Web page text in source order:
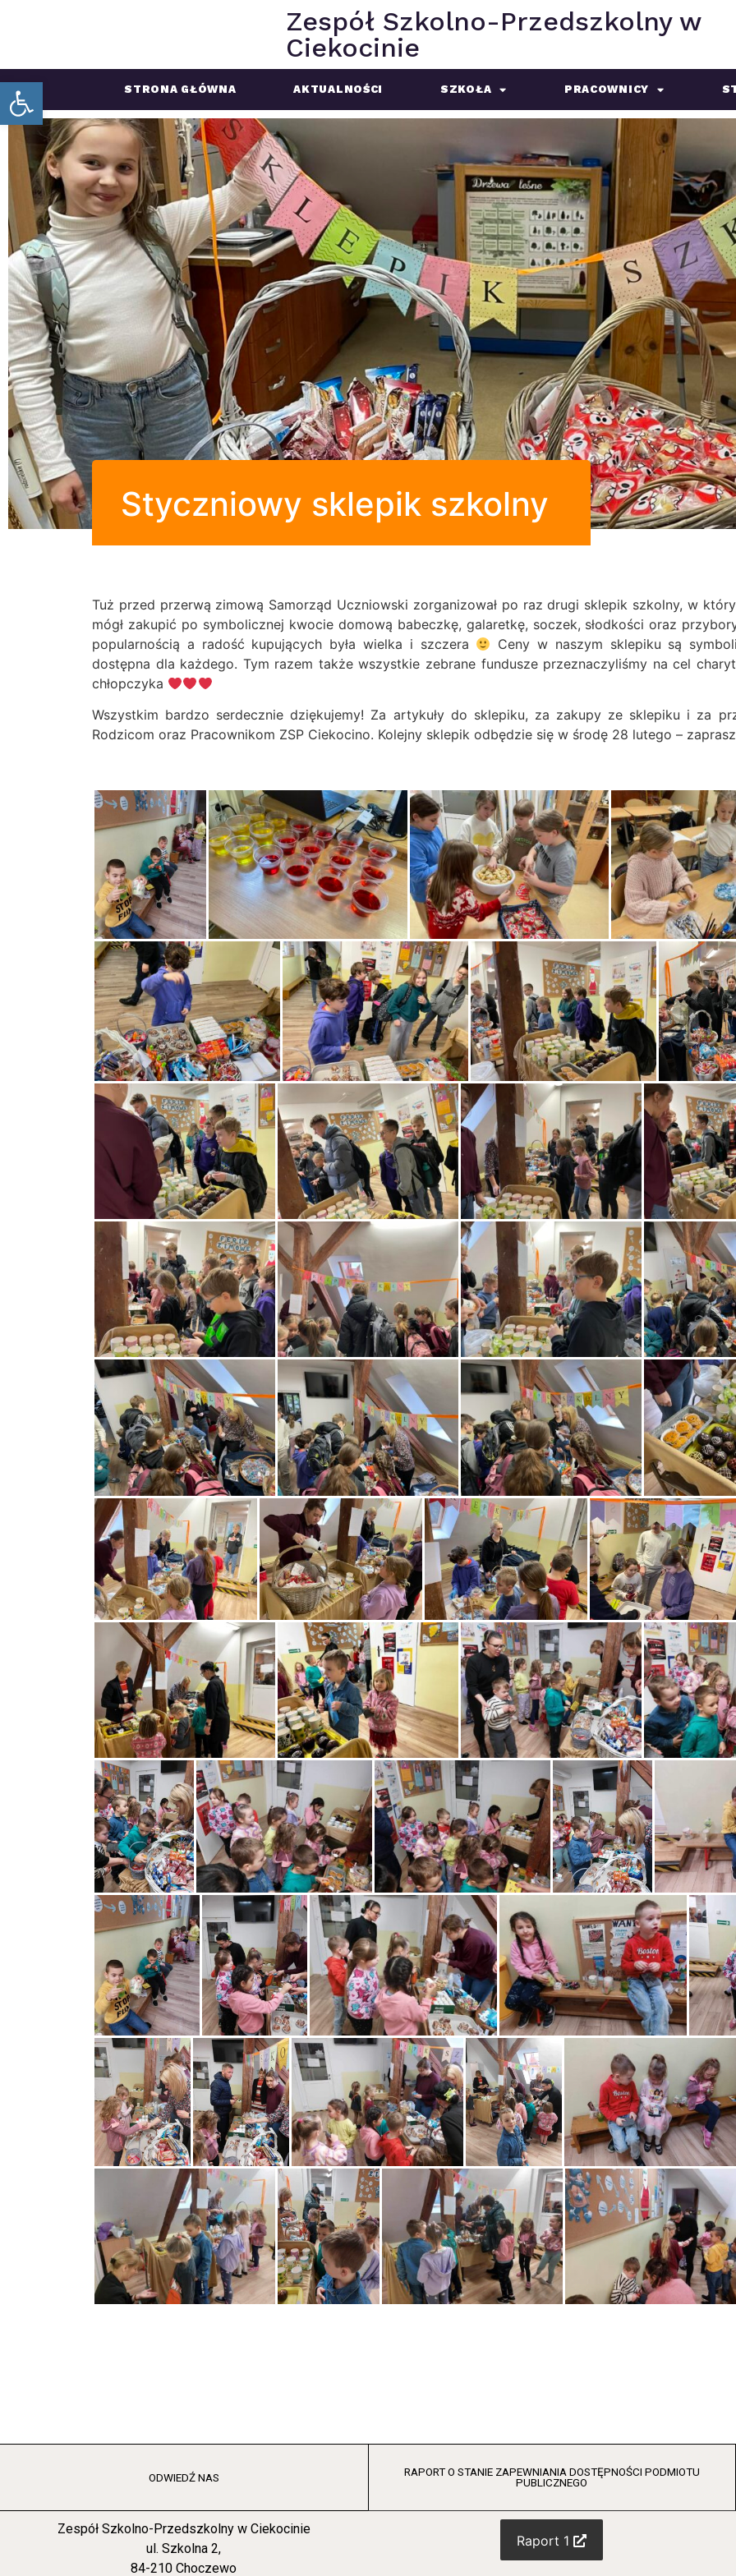
Open toolbar
Zespół Szkolno-Przedszkolny w
Ciekocinie
STRONA GŁÓWNA AKTUALNOŚCI SZKOŁA PRACOWNICY
Styczniowy sklepik szkolny
Tuż przed przerwą zimową Samorząd Uczniowski zorganizował po raz drugi sklepik szkolny, w
mógł zakupić po symbolicznej kwocie domową babeczkę, galaretkę, soczek, słodkości oraz
popularnością a radość kupujących była wielka i szczera
Ceny w naszym sklepiku są
dostępna dla każdego. Tym razem także wszystkie zebrane fundusze przeznaczyliśmy na cel
chłopczyka
Wszystkim bardzo serdecznie dziękujemy! Za artykuły do sklepiku, za zakupy ze sklepiku i za
Rodzicom oraz Pracownikom ZSP Ciekocino. Kolejny sklepik odbędzie się w środę 28 lutego –
ODWIEDŹ NAS
Zespół Szkolno-Przedszkolny w Ciekocinie
ul. Szkolna 2,
84-210 Choczewo
RAPORT O STANIE ZAPEWNIANIA DOSTĘPNOŚCI PODMIOTU
PUBLICZNEGO
Raport 1